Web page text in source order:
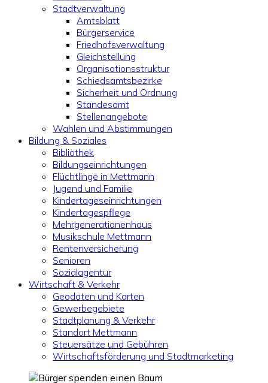
Stadtverwaltung
Amtsblatt
Bürgerservice
Friedhofsverwaltung
Gleichstellung
Organisationsstruktur
Schiedsamtsbezirke
Sicherheit und Ordnung
Standesamt
Stellenangebote
Wahlen und Abstimmungen
Bildung & Soziales
Bibliothek
Bildungseinrichtungen
Flüchtlinge in Mettmann
Jugend und Familie
Kindertageseinrichtungen
Kindertagespflege
Mehrgenerationenhaus
Musikschule Mettmann
Rentenversicherung
Senioren
Sozialagentur
Wirtschaft & Verkehr
Geodaten und Karten
Gewerbegebiete
Stadtplanung & Verkehr
Standort Mettmann
Steuersätze und Gebühren
Wirtschaftsförderung und Stadtmarketing